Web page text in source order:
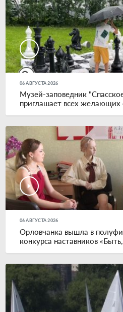
06 АВГУСТА 2026
Музей-заповедник
приглашает всех желающих
06 АВГУСТА 2026
Орловчанка вышла в
конкурса наставников